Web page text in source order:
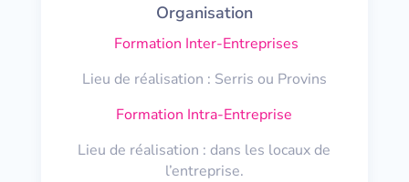
Organisation
Formation Inter-Entreprises
Lieu de réalisation : Serris ou Provins
Formation Intra-Entreprise
Lieu de réalisation : dans les locaux de
l’entreprise.